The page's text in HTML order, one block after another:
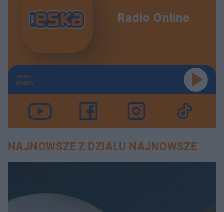
Radio Online
TERAZ
GRAMY
NAJNOWSZE Z DZIAŁU NAJNOWSZE